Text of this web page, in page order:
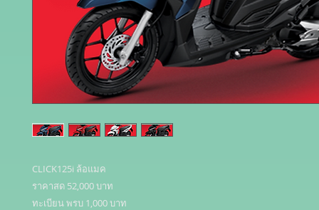
CLICK125i ล้อแมค
ราคาสด 52,000 บาท
ทะเบียน พรบ 1,000 บาท